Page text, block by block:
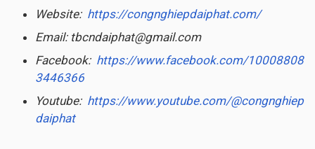
Website: https://congnghiepdaiphat.com/
Email: tbcndaiphat@gmail.com
Facebook: https://www.facebook.com/10008808
3446366
Youtube: https://www.youtube.com/@congnghiep
daiphat